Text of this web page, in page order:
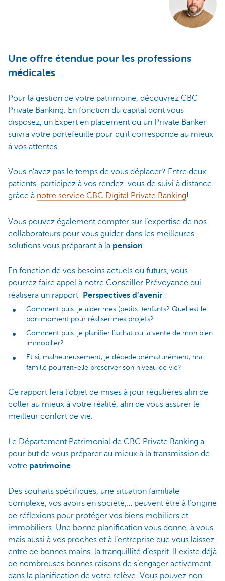
Une offre étendue pour les professions
médicales
Pour la gestion de votre patrimoine, découvrez CBC
Private Banking. En fonction du capital dont vous
disposez, un Expert en placement ou un Private Banker
suivra votre portefeuille pour qu’il corresponde au mieux
à vos attentes.
Vous n’avez pas le temps de vous déplacer? Entre deux
patients, participez à vos rendez-vous de suivi à distance
grâce à notre service CBC Digital Private Banking!
Vous pouvez également compter sur l’expertise de nos
collaborateurs pour vous guider dans les meilleures
solutions vous préparant à la pension
En fonction de vos besoins actuels ou futurs, vous
pourrez faire appel à notre Conseiller Prévoyance qui
réalisera un rapport " Perspectives d’avenir":
Comment puis-je aider mes (petits-)enfants? Quel est le
bon moment pour réaliser mes projets?
Comment puis-je planifier l’achat ou la vente de mon bien
immobilier?
Et si, malheureusement, je décède prématurément, ma
famille pourrait-elle préserver son niveau de vie?
Ce rapport fera l’objet de mises à jour régulières afin de
coller au mieux à votre réalité, afin de vous assurer le
meilleur confort de vie.
Le Département Patrimonial de CBC Private Banking a
pour but de vous préparer au mieux à la transmission de
votre patrimoine.
Des souhaits spécifiques, une situation familiale
complexe, vos avoirs en société,… peuvent être à l’origine
de réflexions pour protéger vos biens mobiliers et
immobiliers. Une bonne planification vous donne, à vous
mais aussi à vos proches et à l’entreprise que vous laissez
entre de bonnes mains, la tranquillité d’esprit. Il existe déjà
de nombreuses bonnes raisons de s’engager activement
dans la planification de votre relève. Vous pouvez non